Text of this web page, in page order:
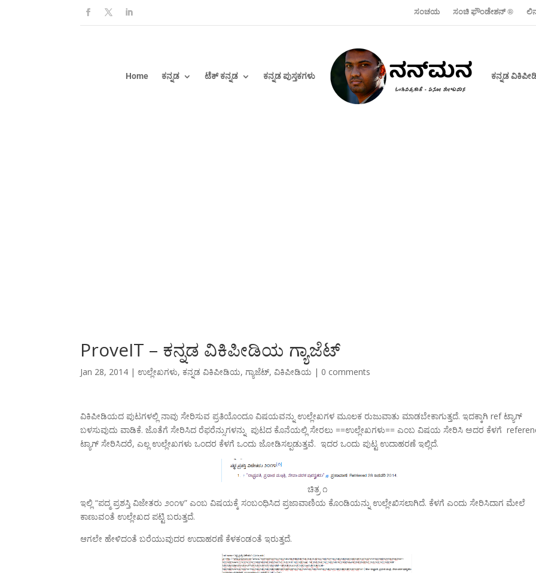
ಸಂಚಯ ಸಂಚಿ ಫೌಂಡೇಶನ್ ‍®
Home ಕನ್ನಡ ಟೆಕ್ ಕನ್ನಡ ಕನ್ನಡ ಪುಸ್ತಕಗಳು ಕನ್ನಡ
ProveIT – ಕನ್ನಡ ವಿಕಿಪೀಡಿಯ ಗ್ಯಾಜೆಟ್
Jan 28, 2014 |ಉಲ್ಲೇಖಗಳು, ಕನ್ನಡ ವಿಕಿಪೀಡಿಯ,ಗ್ಯಾಜೆಟ್,ವಿಕಿಪೀಡಿಯ | 0 comments
ವಿಕಿಪೀಡಿಯದ ಪುಟಗಳಲ್ಲಿ ನಾವು ಸೇರಿಸುವ ಪ್ರತಿಯೊಂದೂ ವಿಷಯವನ್ನು ಉಲ್ಲೇಖಗಳ ಮೂಲಕ ರುಜುವಾತು ಮಾಡಬೇಕಾಗುತ್ತದೆ. ಇದಕ್ಕಾಗಿ refಟ್ಯಾಗ್
ಬಳಸುವುದು ವಾಡಿಕೆ. ಜೊತೆಗೆ ಸೇರಿಸಿದ ರೆಫರೆನ್ಸುಗಳನ್ನು ಪುಟದ ಕೊನೆಯಲ್ಲಿ ಸೇರಲು ==ಉಲ್ಲೇಖಗಳು== ಎಂಬ ವಿಷಯ ಸೇರಿಸಿ ಅದರ ಕೆಳಗೆ
ಟ್ಯಾಗ್ಸೇರಿಸಿದರೆ, ಎಲ್ಲ ಉಲ್ಲೇಖಗಳು ಒಂದರ ಕೆಳಗೆ ಒಂದು ಜೋಡಿಸಲ್ಪಡುತ್ತವೆ. ಇದರ ಒಂದು ಪುಟ್ಟ ಉದಾಹರಣೆ ಇಲ್ಲಿದೆ.
ಚಿತ್ರ ೧
ಇಲ್ಲಿ “ಪದ್ಮ ಪ್ರಶಸ್ತಿ ವಿಜೇತರು ೨೦೧೪” ಎಂಬ ವಿಷಯಕ್ಕೆ ಸಂಬಂಧಿಸಿದ ಪ್ರಜಾವಾಣಿಯ ಕೊಂಡಿಯನ್ನು ಉಲ್ಲೇಖಿಸಲಾಗಿದೆ. ಕೆಳಗೆಎಂದು ಸೇರಿಸಿದಾಗ ಮೇಲೆ
ಕಾಣುವಂತೆ ಉಲ್ಲೇಖದ ಪಟ್ಟಿ ಬರುತ್ತದೆ.
ಆಗಲೇ ಹೇಳಿದಂತೆಬರೆಯುವುದರ ಉದಾಹರಣೆ ಕೆಳಕಂಡಂತೆ ಇರುತ್ತದೆ.